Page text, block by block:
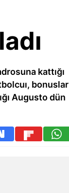
kattığı
bonuslar
Augusto dün